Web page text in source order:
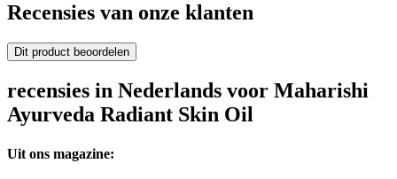
Recensies van onze klanten
Dit product beoordelen
recensies in Nederlands voor Maharishi
Ayurveda Radiant Skin Oil
Uit ons magazine: